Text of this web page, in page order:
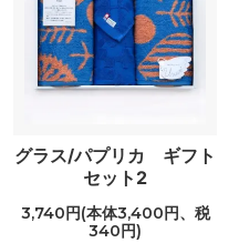
グラス/パプリカ ギフト
セット2
3,740円(本体3,400円、税
340円)